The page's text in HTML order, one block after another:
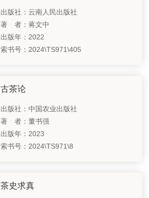
出版社：云南人民出版社
著 者：蒋文中
出版年：2022
索书号：2024\TS971\405
古茶论
出版社：中国农业出版社
著 者：董书强
出版年：2023
索书号：2024\TS971\8
茶史求真